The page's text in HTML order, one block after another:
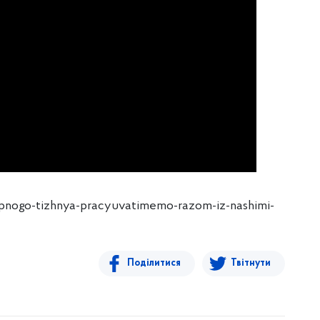
tizhnya-pracyuvatimemo-razom-iz-nashimi-
Поділитися Твітнути